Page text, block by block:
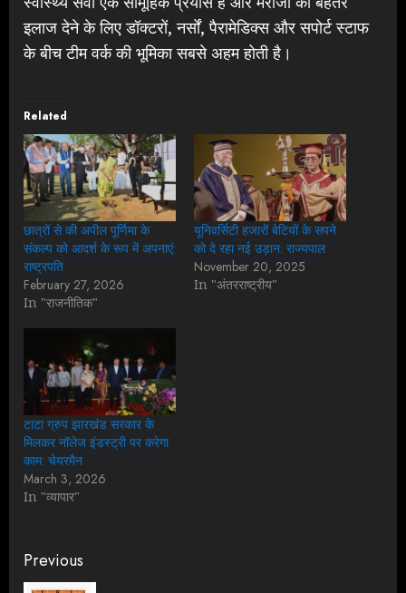
इलाज देने के लिए डॉक्टरों, नर्सों, पैरामेडिक्स और सपोर्ट स्टाफ
के बीच टीम वर्क की भूमिका सबसे अहम होती है।
Related
छात्रों से की अपील पूर्णिमा के
संकल्प को आदर्श के रूप में अपनाएं:
राष्ट्रपति
February 27, 2026
In "राजनीतिक"
यूनिवर्सिटी हजारों बेटियों के सपने
को दे रहा नई उड़ान: राज्यपाल
November 20, 2025
In "अंतरराष्ट्रीय"
टाटा ग्रुप झारखंड सरकार के
मिलकर नॉलेज इंडस्ट्री पर करेगा
काम: चेयरमैन
March 3, 2026
In "व्यापार"
Continue
Previous